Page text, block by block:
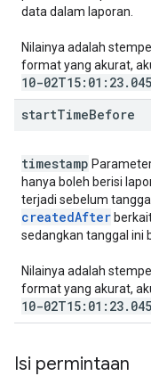
data dalam laporan.
Nilainya adalah
format yang akurat,
10-02T15:01:23.
startTimeBefore
timestamp
hanya boleh berisi
terjadi sebelum
createdAfter
sedangkan tanggal ini
Nilainya adalah
format yang akurat,
10-02T15:01:23.
Isi permintaan